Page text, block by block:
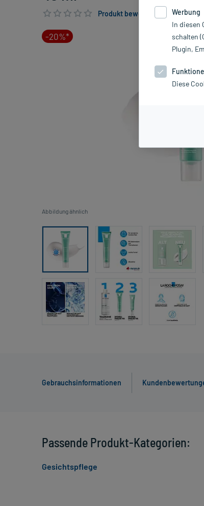
Produkt bewerten & PlusHerzen
-20%*
Abbildung ähnlich
Gebrauchsinformationen
Passende Produkt-Kategorien:
Gesichtspflege
Werbung
In diesen
schalten
Plugin,
Diese